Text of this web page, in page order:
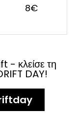
8€
- κλείσε τη
DAY!